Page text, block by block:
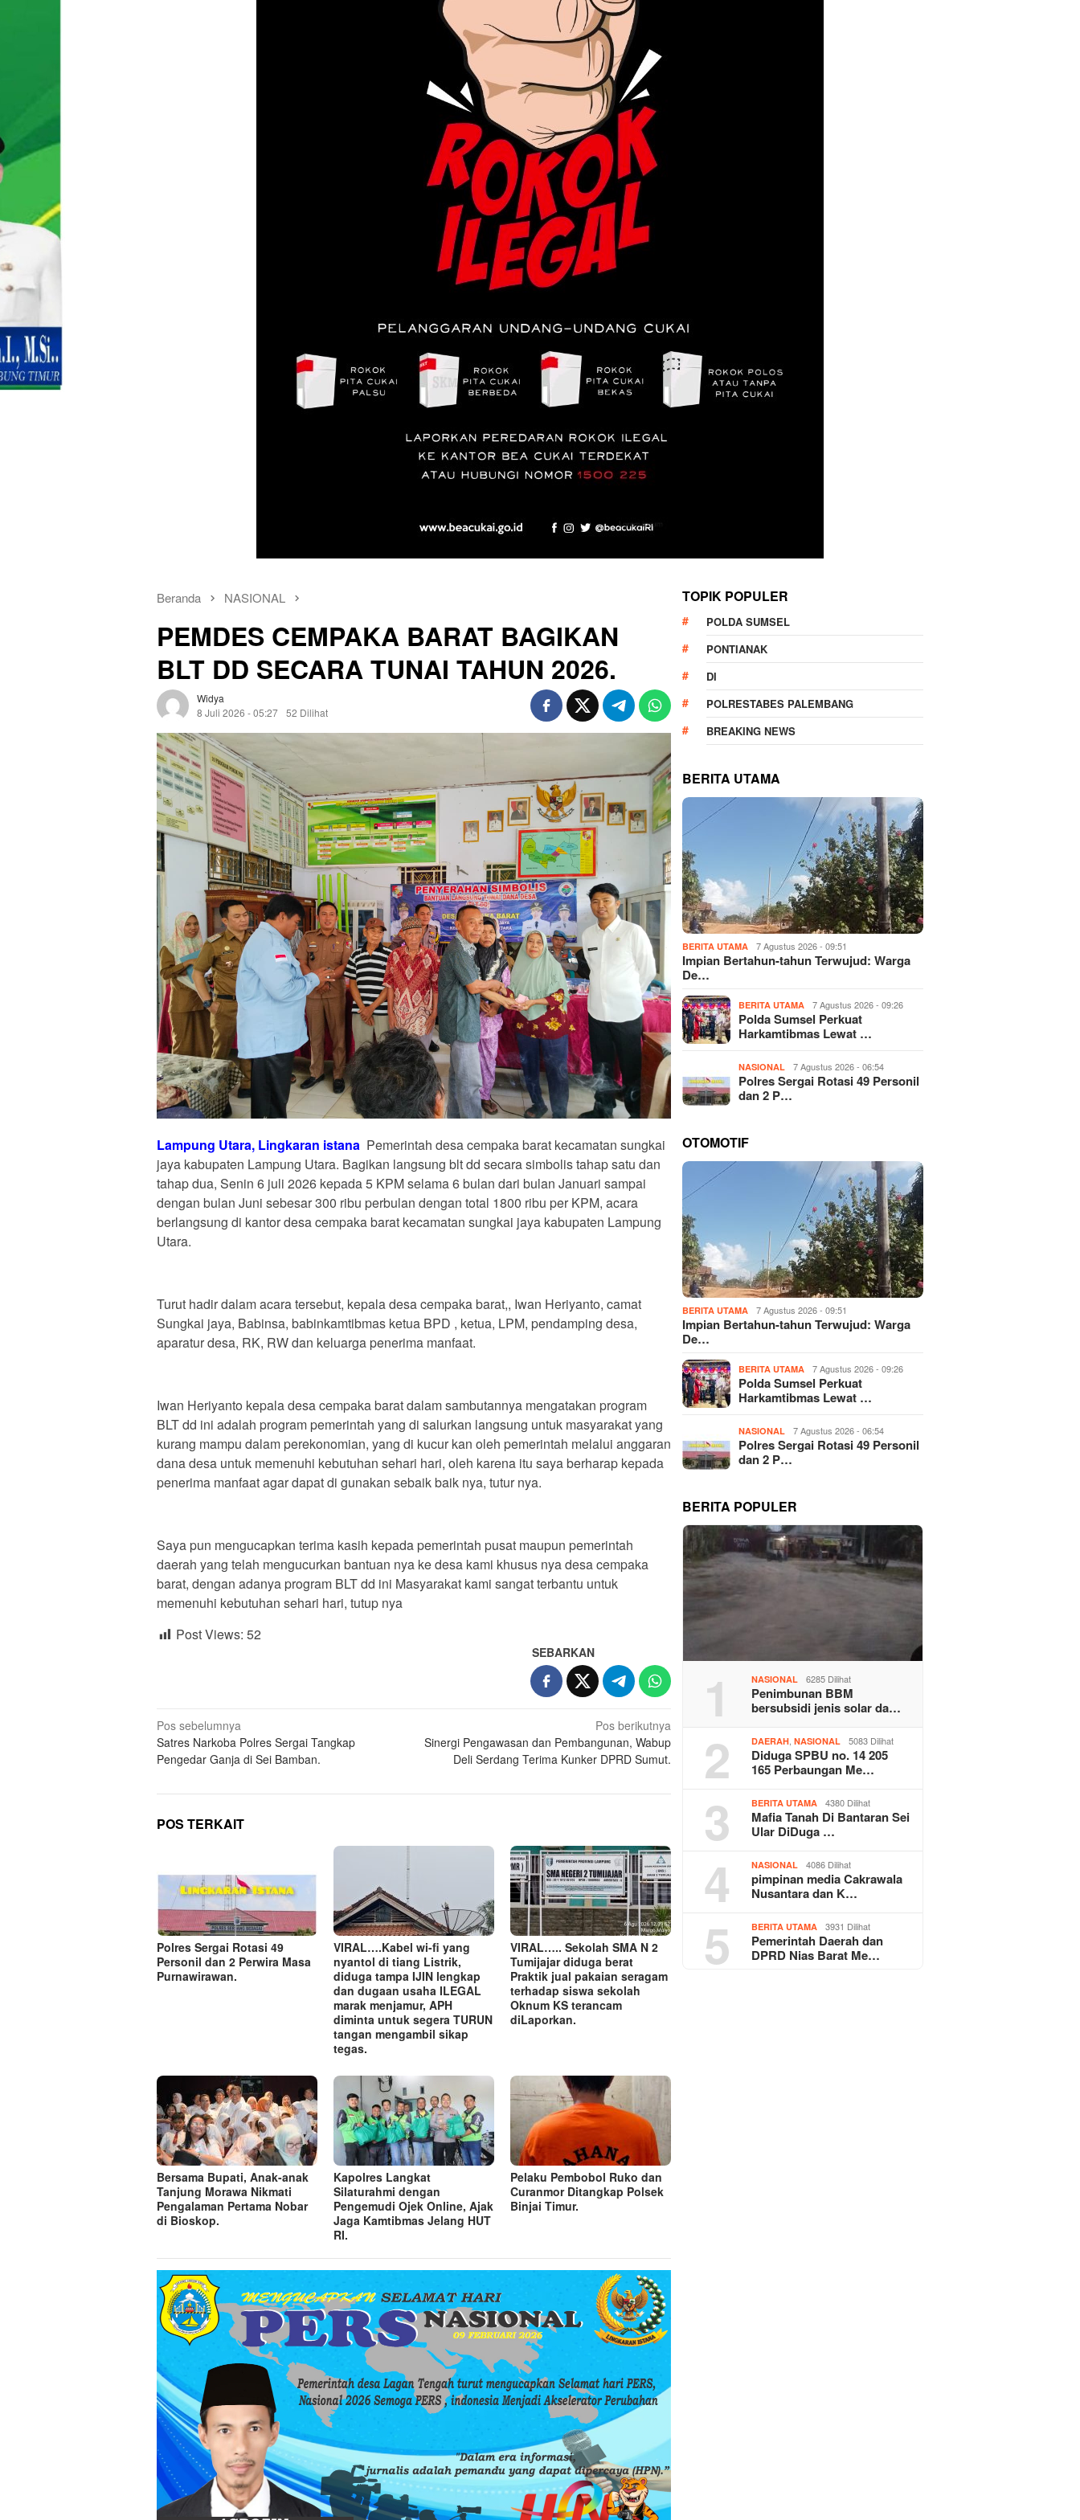
Beranda NASIONAL
PEMDES CEMPAKA BARAT BAGIKAN
BLT DD SECARA TUNAI TAHUN 2026.
Widya
8 Juli 2026 - 05:27 52 Dilihat
Lampung Utara, Lingkaran istana Pemerintah desa cempaka barat kecamatan sungkai
jaya kabupaten Lampung Utara. Bagikan langsung blt dd secara simbolis tahap satu dan
tahap dua, Senin 6 juli 2026 kepada 5 KPM selama 6 bulan dari bulan Januari sampai
dengan bulan Juni sebesar 300 ribu perbulan dengan total 1800 ribu per KPM, acara
berlangsung di kantor desa cempaka barat kecamatan sungkai jaya kabupaten Lampung
Utara.
Turut hadir dalam acara tersebut, kepala desa cempaka barat,, Iwan Heriyanto, camat
Sungkai jaya, Babinsa, babinkamtibmas ketua BPD , ketua, LPM, pendamping desa,
aparatur desa, RK, RW dan keluarga penerima manfaat.
Iwan Heriyanto kepala desa cempaka barat dalam sambutannya mengatakan program
BLT dd ini adalah program pemerintah yang di salurkan langsung untuk masyarakat yang
kurang mampu dalam perekonomian, yang di kucur kan oleh pemerintah melalui anggaran
dana desa untuk memenuhi kebutuhan sehari hari, oleh karena itu saya berharap kepada
penerima manfaat agar dapat di gunakan sebaik baik nya, tutur nya.
Saya pun mengucapkan terima kasih kepada pemerintah pusat maupun pemerintah
daerah yang telah mengucurkan bantuan nya ke desa kami khusus nya desa cempaka
barat, dengan adanya program BLT dd ini Masyarakat kami sangat terbantu untuk
memenuhi kebutuhan sehari hari, tutup nya
Post Views: 52
SEBARKAN
Navigasi
pos
Pos sebelumnya
Satres Narkoba Polres Sergai Tangkap
Pengedar Ganja di Sei Bamban.
Pos berikutnya
Sinergi Pengawasan dan Pembangunan, Wabup
Deli Serdang Terima Kunker DPRD Sumut.
POS TERKAIT
Polres Sergai Rotasi 49
Personil dan 2 Perwira Masa
Purnawirawan.
VIRAL….Kabel wi-fi yang
nyantol di tiang Listrik,
diduga tampa IJIN lengkap
dan dugaan usaha ILEGAL
marak menjamur, APH
diminta untuk segera TURUN
tangan mengambil sikap
tegas.
VIRAL….. Sekolah SMA N 2
Tumijajar diduga berat
Praktik jual pakaian seragam
terhadap siswa sekolah
Oknum KS terancam
diLaporkan.
Bersama Bupati, Anak-anak
Tanjung Morawa Nikmati
Pengalaman Pertama Nobar
di Bioskop.
Kapolres Langkat
Silaturahmi dengan
Pengemudi Ojek Online, Ajak
Jaga Kamtibmas Jelang HUT
RI.
Pelaku Pembobol Ruko dan
Curanmor Ditangkap Polsek
Binjai Timur.
TOPIK POPULER
POLDA SUMSEL
PONTIANAK
DI
POLRESTABES PALEMBANG
BREAKING NEWS
BERITA UTAMA
BERITA UTAMA 7 Agustus 2026 - 09:51
Impian Bertahun-tahun Terwujud: Warga
De…
BERITA UTAMA 7 Agustus 2026 - 09:26
Polda Sumsel Perkuat
Harkamtibmas Lewat …
NASIONAL 7 Agustus 2026 - 06:54
Polres Sergai Rotasi 49 Personil
dan 2 P…
OTOMOTIF
BERITA UTAMA 7 Agustus 2026 - 09:51
Impian Bertahun-tahun Terwujud: Warga
De…
BERITA UTAMA 7 Agustus 2026 - 09:26
Polda Sumsel Perkuat
Harkamtibmas Lewat …
NASIONAL 7 Agustus 2026 - 06:54
Polres Sergai Rotasi 49 Personil
dan 2 P…
BERITA POPULER
1 NASIONAL 6285 Dilihat
Penimbunan BBM
bersubsidi jenis solar da…
2 DAERAH,NASIONAL 5083 Dilihat
Diduga SPBU no. 14 205
165 Perbaungan Me…
3 BERITA UTAMA 4380 Dilihat
Mafia Tanah Di Bantaran Sei
Ular DiDuga …
4 NASIONAL 4086 Dilihat
pimpinan media Cakrawala
Nusantara dan K…
5 BERITA UTAMA 3931 Dilihat
Pemerintah Daerah dan
DPRD Nias Barat Me…